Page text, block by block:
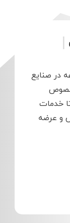
در صنایع
خصوص
خدمات
و عرضه